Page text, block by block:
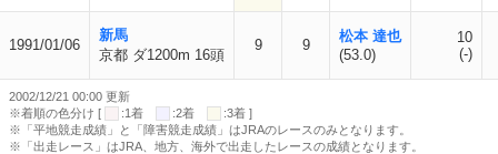
1991/01/06
新馬
京都 ダ1200m 16頭
9 9
松本 達也
(53.0)
10
(-)
2002/12/21 00:00 更新
※着順の色分け [
:1着 :2着
:3着 ]
※「平地競走成績」と「障害競走成績」はJRAのレースのみとなります。
※「出走レース」はJRA、地方、海外で出走したレースの成績となります。